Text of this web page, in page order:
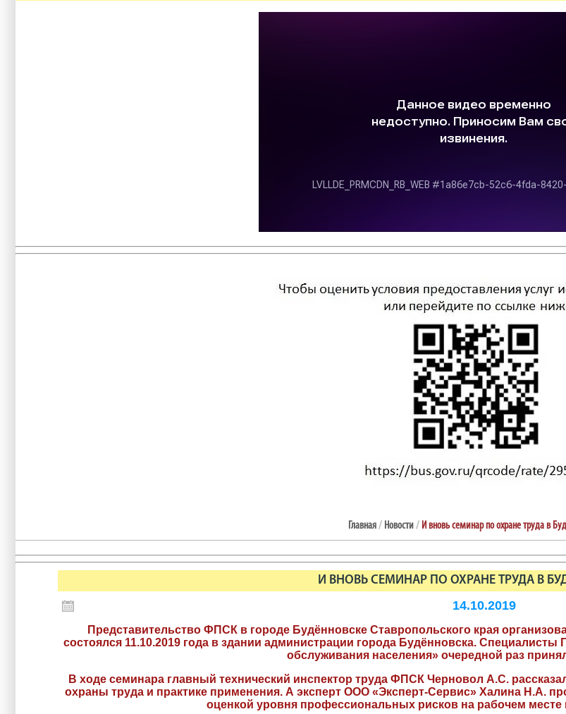
Главная / Новости / И вновь семинар по охране труда в
И ВНОВЬ СЕМИНАР ПО ОХРАНЕ ТРУДА В
14.10.2019
Представительство ФПСК в городе Будённовске Ставропольского края
состоялся 11.10.2019 года в здании администрации города Будённовска.
обслуживания населения» очередной раз
В ходе семинара главный технический инспектор труда ФПСК Черновол А.С.
охраны труда и практике применения. А эксперт ООО «Эксперт-Сервис» Халина Н.А.
оценкой уровня профессиональных рисков на рабочем